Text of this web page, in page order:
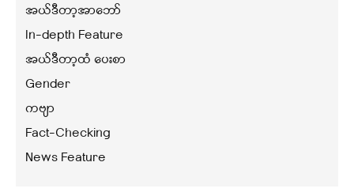
အယ်ဒီတာ့အာဘော်
In-depth Feature
အယ်ဒီတာ့ထံ ပေးစာ
Gender
ကဗျာ
Fact-Checking
News Feature